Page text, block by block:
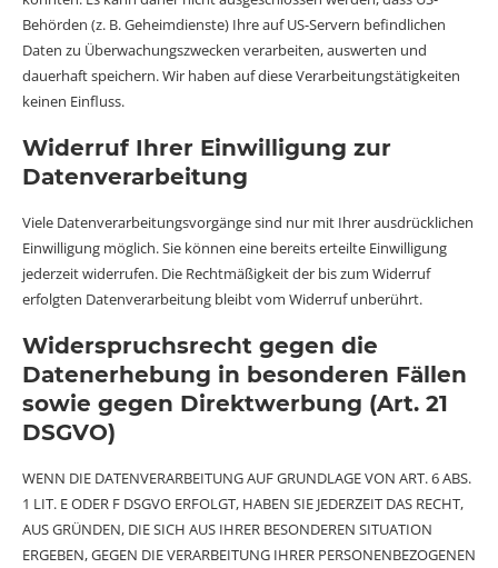
Behörden (z. B. Geheimdienste) Ihre auf US-Servern befindlichen
Daten zu Überwachungszwecken verarbeiten, auswerten und
dauerhaft speichern. Wir haben auf diese Verarbeitungstätigkeiten
keinen Einfluss.
Widerruf Ihrer Einwilligung zur
Datenverarbeitung
Viele Datenverarbeitungsvorgänge sind nur mit Ihrer ausdrücklichen
Einwilligung möglich. Sie können eine bereits erteilte Einwilligung
jederzeit widerrufen. Die Rechtmäßigkeit der bis zum Widerruf
erfolgten Datenverarbeitung bleibt vom Widerruf unberührt.
Widerspruchsrecht gegen die
Datenerhebung in besonderen Fällen
sowie gegen Direktwerbung (Art. 21
DSGVO)
WENN DIE DATENVERARBEITUNG AUF GRUNDLAGE VON ART. 6 ABS.
1 LIT. E ODER F DSGVO ERFOLGT, HABEN SIE JEDERZEIT DAS RECHT,
AUS GRÜNDEN, DIE SICH AUS IHRER BESONDEREN SITUATION
ERGEBEN, GEGEN DIE VERARBEITUNG IHRER PERSONENBEZOGENEN